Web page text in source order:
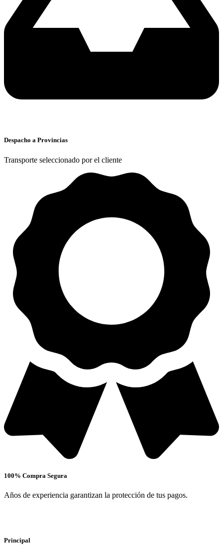
Despacho a Provincias
Transporte seleccionado por el cliente
100% Compra Segura
Años de experiencia garantizan la protección de tus pagos.
Principal